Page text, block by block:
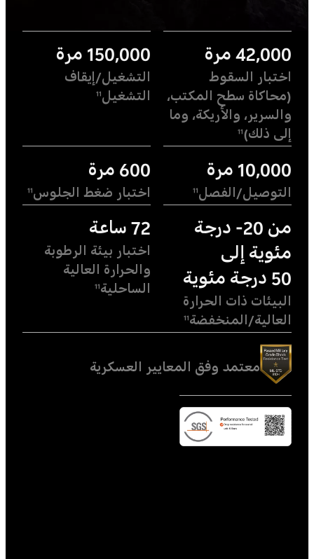
42,000 مرة
اختبار السقوط
(محاكاة سطح المكتب،
والسرير، والأريكة، وما
إلى ذلك)11
150,000 مرة
التشغيل/إيقاف
التشغيل11
10,000 مرة
التوصيل/الفصل11
600 مرة
اختبار ضغط الجلوس11
من 20- درجة
مئوية إلى
50 درجة مئوية
البيئات ذات الحرارة
العالية/المنخفضة11
72 ساعة
اختبار بيئة الرطوبة
والحرارة العالية
الساحلية11
معتمد وفق المعايير العسكرية